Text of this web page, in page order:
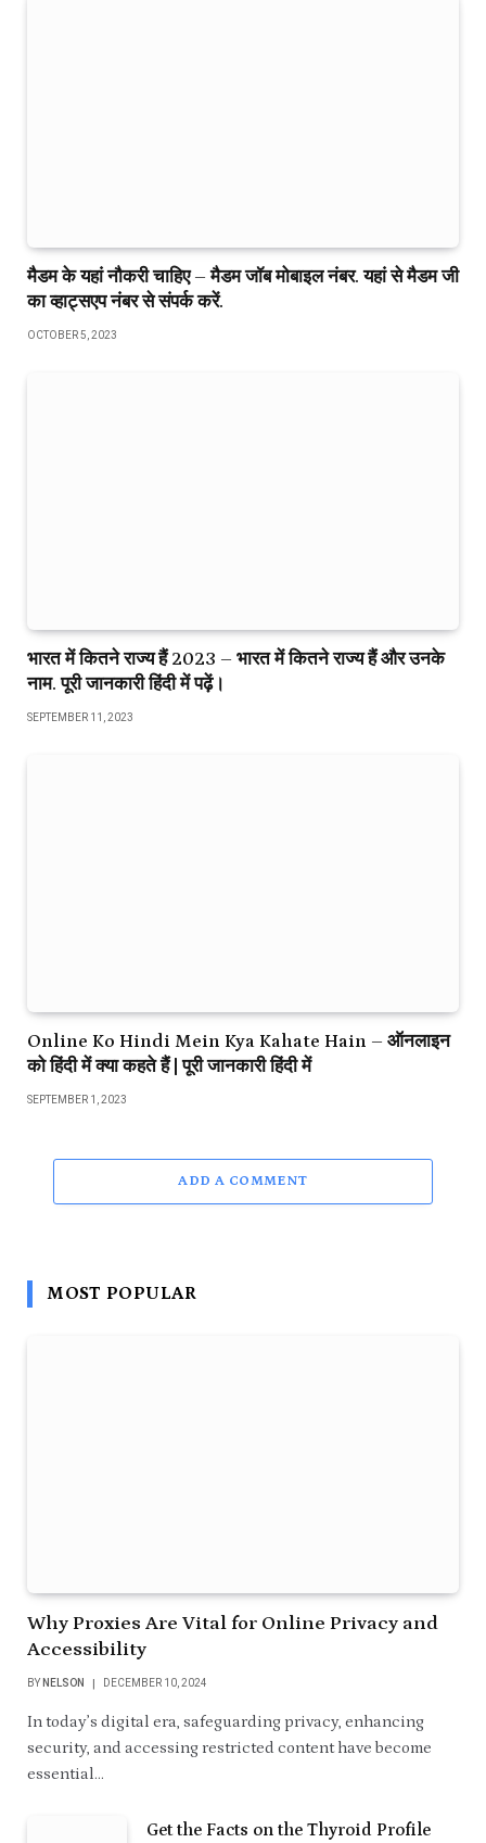
मैडम के यहां नौकरी चाहिए – मैडम जॉब मोबाइल नंबर. यहां से मैडम जी
का व्हाट्सएप नंबर से संपर्क करें.
OCTOBER 5, 2023
भारत में कितने राज्य हैं 2023 – भारत में कितने राज्य हैं और उनके
नाम. पूरी जानकारी हिंदी में पढ़ें।
SEPTEMBER 11, 2023
Online Ko Hindi Mein Kya Kahate Hain – ऑनलाइन
को हिंदी में क्या कहते हैं | पूरी जानकारी हिंदी में
SEPTEMBER 1, 2023
ADD A COMMENT
MOST POPULAR
Why Proxies Are Vital for Online Privacy and
Accessibility
BY NELSON DECEMBER 10, 2024
In today’s digital era, safeguarding privacy, enhancing
security, and accessing restricted content have become
essential…
Get the Facts on the Thyroid Profile